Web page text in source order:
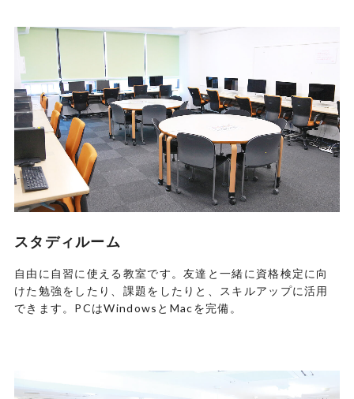
スタディルーム
自由に自習に使える教室です。友達と一緒に資格検定に向
けた勉強をしたり、課題をしたりと、スキルアップに活用
できます。PCはWindowsとMacを完備。